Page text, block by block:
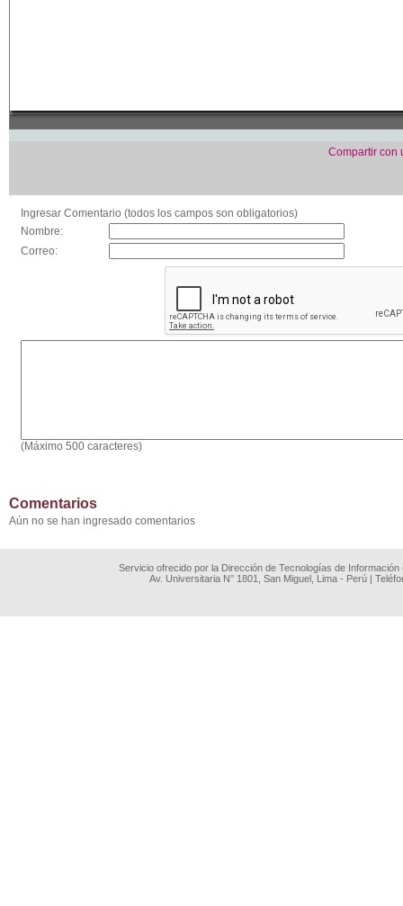
Compartir con
Ingresar Comentario (todos los campos son obligatorios)
Nombre:
Correo:
(Máximo 500 caracteres)
Comentarios
Aún no se han ingresado comentarios
Servicio ofrecido por la Dirección de Tecnologías de
Av. Universitaria N° 1801, San Miguel, Lima - Perú |